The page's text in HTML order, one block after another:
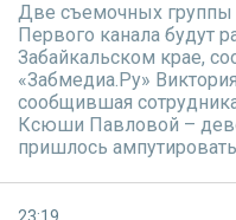
Две съемочных группы
Первого канала будут
Забайкальском крае,
«Забмедиа.Ру»
сообщившая
Ксюши Павловой –
пришлось